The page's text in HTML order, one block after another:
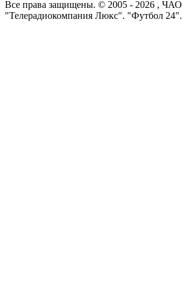
Все права защищены. © 2005 - 2026 , ЧАО
"Телерадиокомпания Люкс". "Футбол 24".